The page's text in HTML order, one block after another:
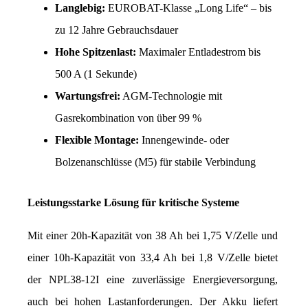
Langlebig: EUROBAT-Klasse „Long Life“ – bis
zu 12 Jahre Gebrauchsdauer
Hohe Spitzenlast: Maximaler Entladestrom bis
500 A (1 Sekunde)
Wartungsfrei: AGM-Technologie mit
Gasrekombination von über 99 %
Flexible Montage: Innengewinde- oder
Bolzenanschlüsse (M5) für stabile Verbindung
Leistungsstarke Lösung für kritische Systeme
Mit einer 20h-Kapazität von 38 Ah bei 1,75 V/Zelle und
einer 10h-Kapazität von 33,4 Ah bei 1,8 V/Zelle bietet
der NPL38-12I eine zuverlässige Energieversorgung,
auch bei hohen Lastanforderungen. Der Akku liefert